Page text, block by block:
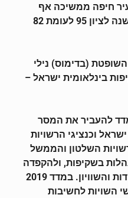
2016. גם העיר חיפה ממשיכה אף
היא במגמת השיפור וזכה השנה לציון 95 לעומת 82
(בדימוס) נילי
בינלאומית ישראל –
להעביר את המסר
וכנציגי הרשויות
השלטון והממשל
בשקיפות, ולהקפדה
על ערכי האתיקה, טוהר המידות והשוויון. במדד 2019
השויות לחשיבות